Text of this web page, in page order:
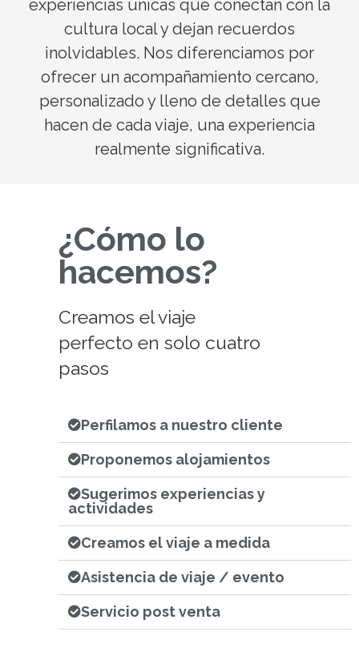
experiencias únicas que conectan con la
cultura local y dejan recuerdos
inolvidables. Nos diferenciamos por
ofrecer un acompañamiento cercano,
personalizado y lleno de detalles que
hacen de cada viaje, una experiencia
realmente significativa.
¿Cómo lo
hacemos?
Creamos el viaje
perfecto en solo cuatro
pasos
Perfilamos a nuestro cliente
Proponemos alojamientos
Sugerimos experiencias y
actividades
Creamos el viaje a medida
Asistencia de viaje / evento
Servicio post venta